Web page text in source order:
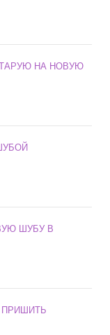
НА НОВУЮ
ШУБУ В